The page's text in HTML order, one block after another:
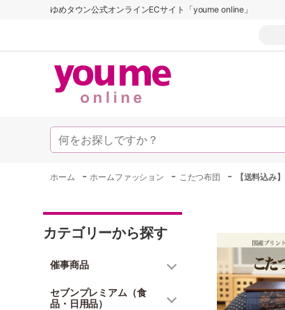
ゆめタウン公式オンラインECサイト「youme online」
ホーム -ホームファッション - こたつ布団 - 【送料込み
カテゴリーから探す
催事商品
セブンプレミアム（食
品・日用品）